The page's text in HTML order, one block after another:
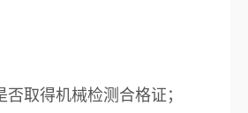
取得机械检测合格证；